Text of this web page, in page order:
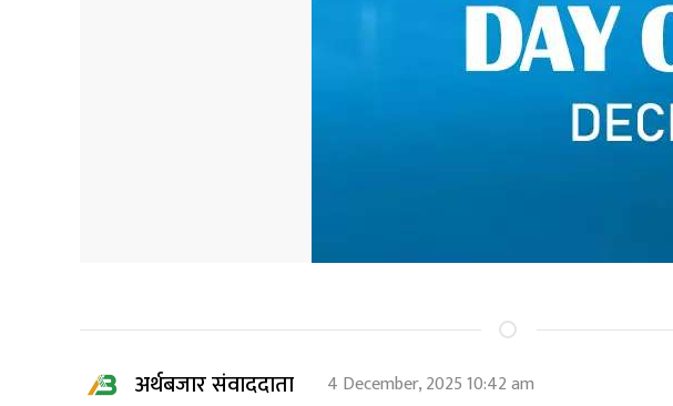
अर्थबजार संवाददाता 4 December, 2025 10:42 am